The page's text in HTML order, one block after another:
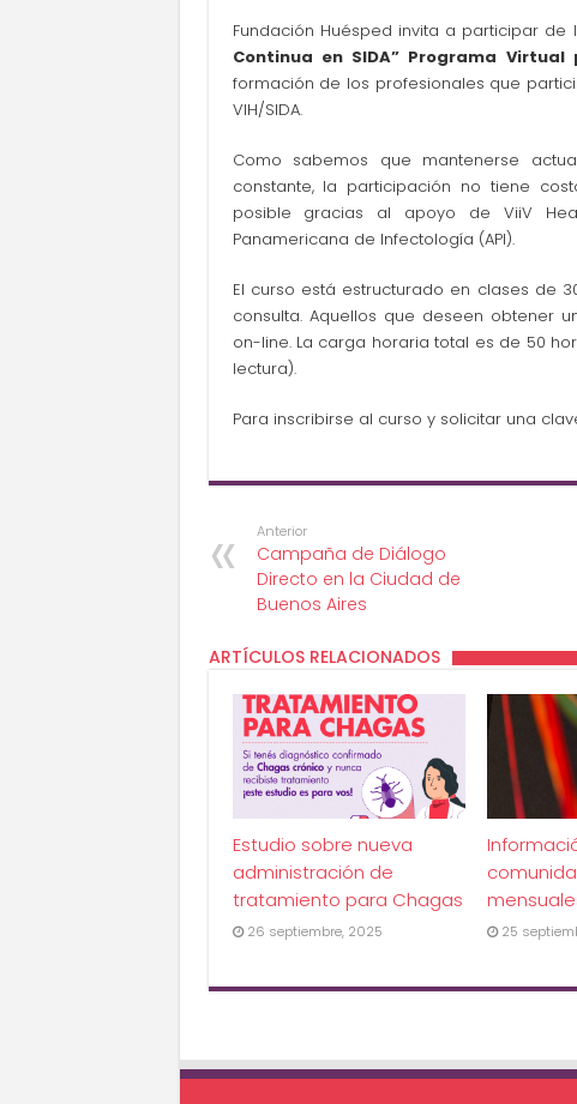
Fundación Huésped invita a participar
Continua en SIDA” Programa
formación de los profesionales que
VIH/SIDA.
Como sabemos que mantenerse
constante, la participación no tiene
posible gracias al apoyo de ViiV
Panamericana de Infectología (API).
El curso está estructurado en clases de
consulta. Aquellos que deseen obtener
on-line. La carga horaria total es de 50
lectura).
Para inscribirse al curso y solicitar una
Anterior
Campaña de Diálogo
Directo en la Ciudad de
Buenos Aires
ARTÍCULOS RELACIONADOS
Estudio sobre nueva
administración de
tratamiento para Chagas
26 septiembre, 2025 25